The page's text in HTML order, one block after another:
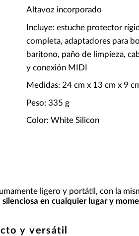
Altavoz incorporado
Incluye: estuche protector
completa, adaptadores para
barítono, paño de limpieza,
y conexión MIDI
Medidas: 24 cm x 13 cm x 9
Peso: 335 g
Color: White Silicon
ligero y portátil, con la
en cualquier lugar y
y versátil